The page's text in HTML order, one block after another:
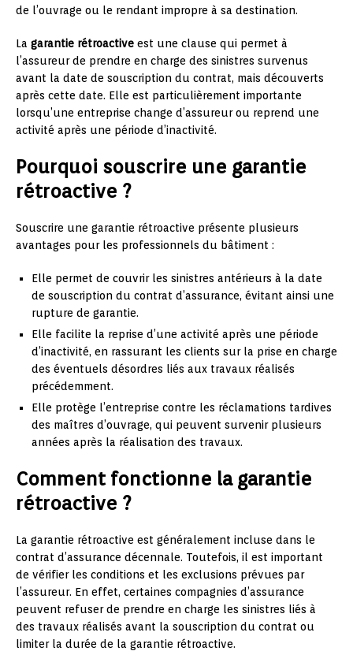
de l’ouvrage ou le rendant impropre à sa destination.
La garantie rétroactive est une clause qui permet à
l’assureur de prendre en charge des sinistres survenus
avant la date de souscription du contrat, mais découverts
après cette date. Elle est particulièrement importante
lorsqu’une entreprise change d’assureur ou reprend une
activité après une période d’inactivité.
Pourquoi souscrire une garantie
rétroactive ?
Souscrire une garantie rétroactive présente plusieurs
avantages pour les professionnels du bâtiment :
Elle permet de couvrir les sinistres antérieurs à la date
de souscription du contrat d’assurance, évitant ainsi une
rupture de garantie.
Elle facilite la reprise d’une activité après une période
d’inactivité, en rassurant les clients sur la prise en charge
des éventuels désordres liés aux travaux réalisés
précédemment.
Elle protège l’entreprise contre les réclamations tardives
des maîtres d’ouvrage, qui peuvent survenir plusieurs
années après la réalisation des travaux.
Comment fonctionne la garantie
rétroactive ?
La garantie rétroactive est généralement incluse dans le
contrat d’assurance décennale. Toutefois, il est important
de vérifier les conditions et les exclusions prévues par
l’assureur. En effet, certaines compagnies d’assurance
peuvent refuser de prendre en charge les sinistres liés à
des travaux réalisés avant la souscription du contrat ou
limiter la durée de la garantie rétroactive.